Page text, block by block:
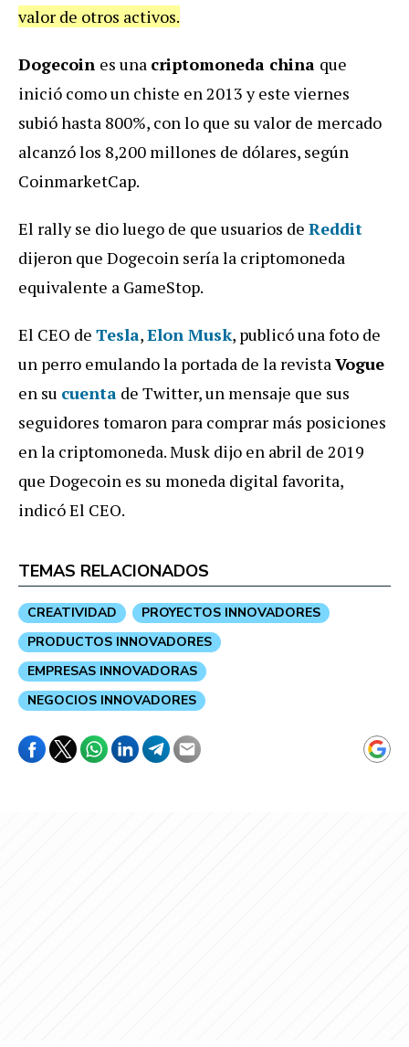
valor de otros activos.
Dogecoin es una criptomoneda china que
inició como un chiste en 2013 y este viernes
subió hasta 800%, con lo que su valor de mercado
alcanzó los 8,200 millones de dólares, según
CoinmarketCap.
El rally se dio luego de que usuarios de Reddit
dijeron que Dogecoin sería la criptomoneda
equivalente a GameStop.
El CEO de Tesla,Elon Musk, publicó una foto de
un perro emulando la portada de la revistaVogue
en su cuenta de Twitter, un mensaje que sus
seguidores tomaron para comprar más posiciones
en la criptomoneda. Musk dijo en abril de 2019
que Dogecoin es su moneda digital favorita,
indicó El CEO.
TEMAS RELACIONADOS
CREATIVIDAD
PROYECTOS INNOVADORES
PRODUCTOS INNOVADORES
EMPRESAS INNOVADORAS
NEGOCIOS INNOVADORES